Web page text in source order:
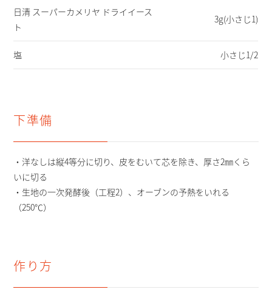
日清 スーパーカメリヤ ドライイース
ト
3g(小さじ1)
塩 小さじ1/2
下準備
・洋なしは縦4等分に切り、皮をむいて芯を除き、厚さ2㎜くら
いに切る
・生地の一次発酵後（工程2）、オーブンの予熱をいれる
（250℃）
作り方